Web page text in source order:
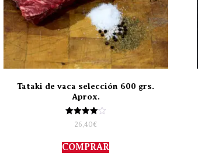
Tataki de vaca selección 600 grs.
Aprox.
Valorado
con
de 5
26,40€
COMPRAR